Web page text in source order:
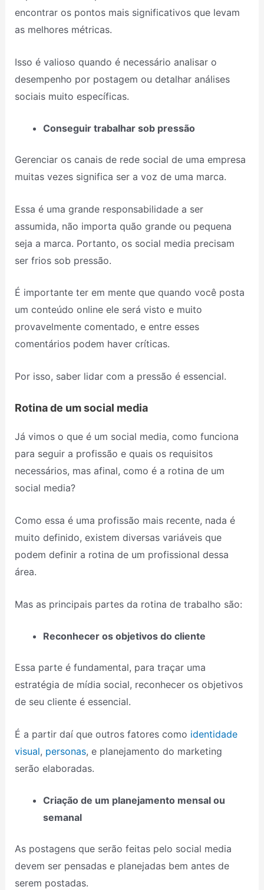
encontrar os pontos mais significativos que levam
as melhores métricas.
Isso é valioso quando é necessário analisar o
desempenho por postagem ou detalhar análises
sociais muito específicas.
Conseguir trabalhar sob pressão
Gerenciar os canais de rede social de uma empresa
muitas vezes significa ser a voz de uma marca.
Essa é uma grande responsabilidade a ser
assumida, não importa quão grande ou pequena
seja a marca. Portanto, os social media precisam
ser frios sob pressão.
É importante ter em mente que quando você posta
um conteúdo online ele será visto e muito
provavelmente comentado, e entre esses
comentários podem haver críticas.
Por isso, saber lidar com a pressão é essencial.
Rotina de um social media
Já vimos o que é um social media, como funciona
para seguir a profissão e quais os requisitos
necessários, mas afinal, como é a rotina de um
social media?
Como essa é uma profissão mais recente, nada é
muito definido, existem diversas variáveis que
podem definir a rotina de um profissional dessa
área.
Mas as principais partes da rotina de trabalho são:
Reconhecer os objetivos do cliente
Essa parte é fundamental, para traçar uma
estratégia de mídia social, reconhecer os objetivos
de seu cliente é essencial.
É a partir daí que outros fatores como identidade
visual, personas, e planejamento do marketing
serão elaboradas.
Criação de um planejamento mensal ou
semanal
As postagens que serão feitas pelo social media
devem ser pensadas e planejadas bem antes de
serem postadas.